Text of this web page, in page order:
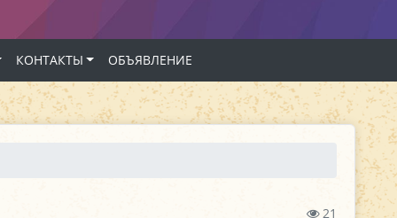
КОНТАКТЫ ОБЪЯВЛЕНИЕ
21